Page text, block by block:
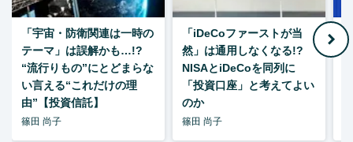
「宇宙・防衛関連は一時の
テーマ」は誤解かも…!?
“流行りもの”にとどまらな
い言える“これだけの理
由”【投資信託】
篠田 尚子
「iDeCoファーストが当
然」は通用しなくなる!?
NISAとiDeCoを同列に
「投資口座」と考えてよい
のか
篠田 尚子